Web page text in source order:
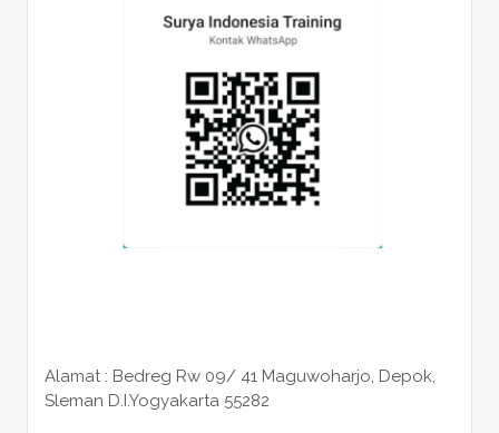
Alamat : Bedreg Rw 09/ 41 Maguwoharjo, Depok,
Sleman D.I.Yogyakarta 55282